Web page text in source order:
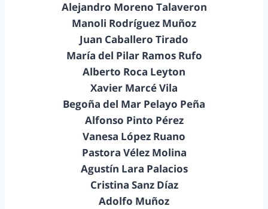
Alejandro Moreno Talaveron
Manoli Rodríguez Muñoz
Juan Caballero Tirado
María del Pilar Ramos Rufo
Alberto Roca Leyton
Xavier Marcé Vila
Begoña del Mar Pelayo Peña
Alfonso Pinto Pérez
Vanesa López Ruano
Pastora Vélez Molina
Agustín Lara Palacios
Cristina Sanz Díaz
Adolfo Muñoz